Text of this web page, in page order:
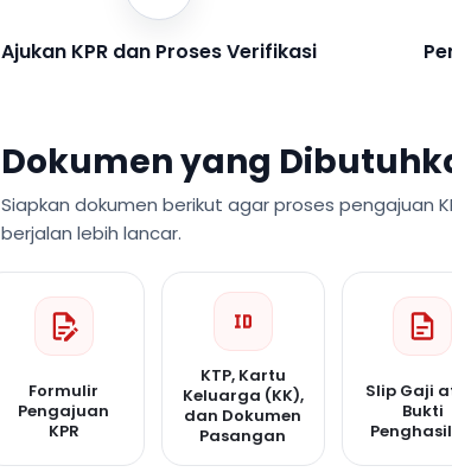
Ajukan KPR dan Proses Verifikasi
Dokumen yang
Siapkan dokumen berikut agar proses pengajuan
berjalan lebih lancar.
Formulir
Pengajuan
KPR
KTP, Kartu
Keluarga (KK),
dan Dokumen
Pasangan
Slip Gaji
Bukti